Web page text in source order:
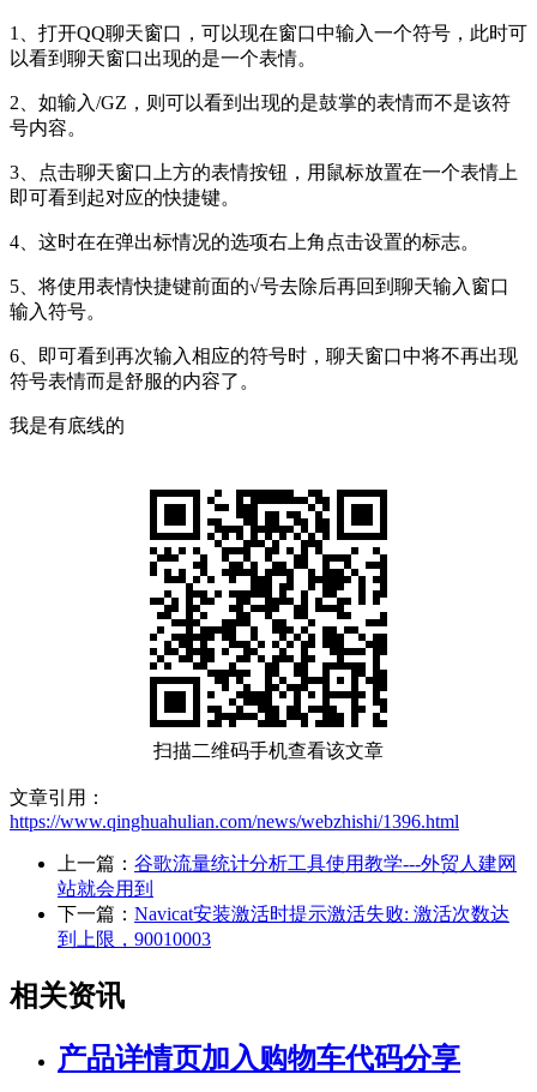
1、打开QQ聊天窗口，可以现在窗口中输入一个符号，此时可
以看到聊天窗口出现的是一个表情。
2、如输入/GZ，则可以看到出现的是鼓掌的表情而不是该符
号内容。
3、点击聊天窗口上方的表情按钮，用鼠标放置在一个表情上
即可看到起对应的快捷键。
4、这时在在弹出标情况的选项右上角点击设置的标志。
5、将使用表情快捷键前面的√号去除后再回到聊天输入窗口
输入符号。
6、即可看到再次输入相应的符号时，聊天窗口中将不再出现
符号表情而是舒服的内容了。
我是有底线的
扫描二维码手机查看该文章
文章引用：
https://www.qinghuahulian.com/news/webzhishi/1396.html
上一篇： 谷歌流量统计分析工具使用教学---外贸人建网
站就会用到
下一篇： Navicat安装激活时提示激活失败: 激活次数达
到上限，90010003
相关资讯
产品详情页加入购物车代码分享